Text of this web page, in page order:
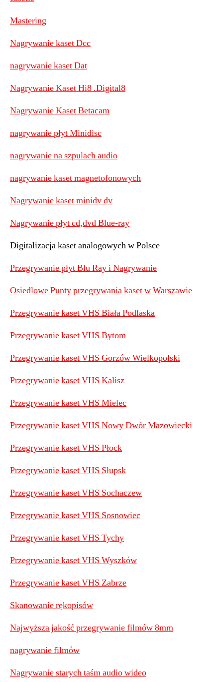
Mastering
Nagrywanie kaset Dcc
nagrywanie kaset Dat
Nagrywanie Kaset Hi8 .Digital8
Nagrywanie Kaset Betacam
nagrywanie płyt Minidisc
nagrywanie na szpulach audio
nagrywanie kaset magnetofonowych
Nagrywanie kaset minidv dv
Nagrywanie płyt cd,dvd Blue-ray
Digitalizacja kaset analogowych w Polsce
Przegrywanie płyt Blu Ray i Nagrywanie
Osiedlowe Punty przegrywania kaset w Warszawie
Przegrywanie kaset VHS Biała Podlaska
Przegrywanie kaset VHS Bytom
Przegrywanie kaset VHS Gorzów Wielkopolski
Przegrywanie kaset VHS Kalisz
Przegrywanie kaset VHS Mielec
Przegrywanie kaset VHS Nowy Dwór Mazowiecki
Przegrywanie kaset VHS Płock
Przegrywanie kaset VHS Słupsk
Przegrywanie kaset VHS Sochaczew
Przegrywanie kaset VHS Sosnowiec
Przegrywanie kaset VHS Tychy
Przegrywanie kaset VHS Wyszków
Przegrywanie kaset VHS Zabrze
Skanowanie rękopisów
Najwyższa jakość przegrywanie filmów 8mm
nagrywanie filmów
Nagrywanie starych taśm audio wideo